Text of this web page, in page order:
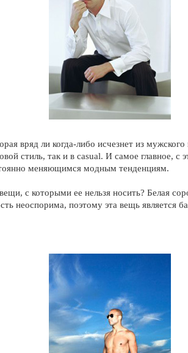
вряд ли когда-либо исчезнет из
стиль, так и в casual. И самое главное,
меняющимся модным тенденциям.
с которыми ее нельзя носить? Белая
неоспорима, поэтому эта вещь является